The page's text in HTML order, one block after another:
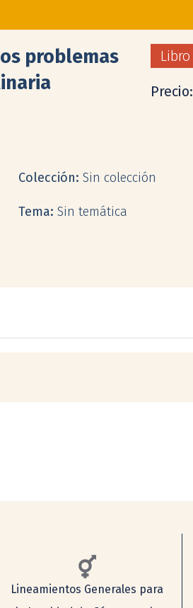
problemas
Libro
Precio:
Colección: Sin colección
Tema: Sin temática
Lineamientos Generales para